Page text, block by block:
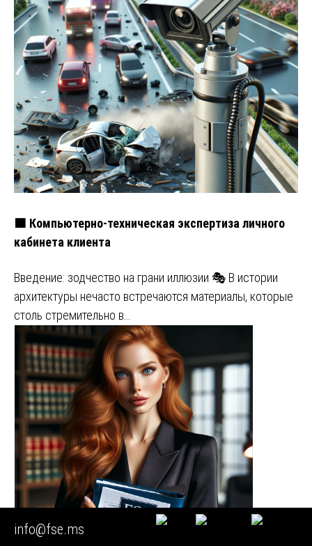
🟧 Компьютерно-техническая экспертиза личного
кабинета клиента
Введение: зодчество на грани иллюзии 🎭 В истории
архитектуры нечасто встречаются материалы, которые
столь стремительно в…
info@fse.ms